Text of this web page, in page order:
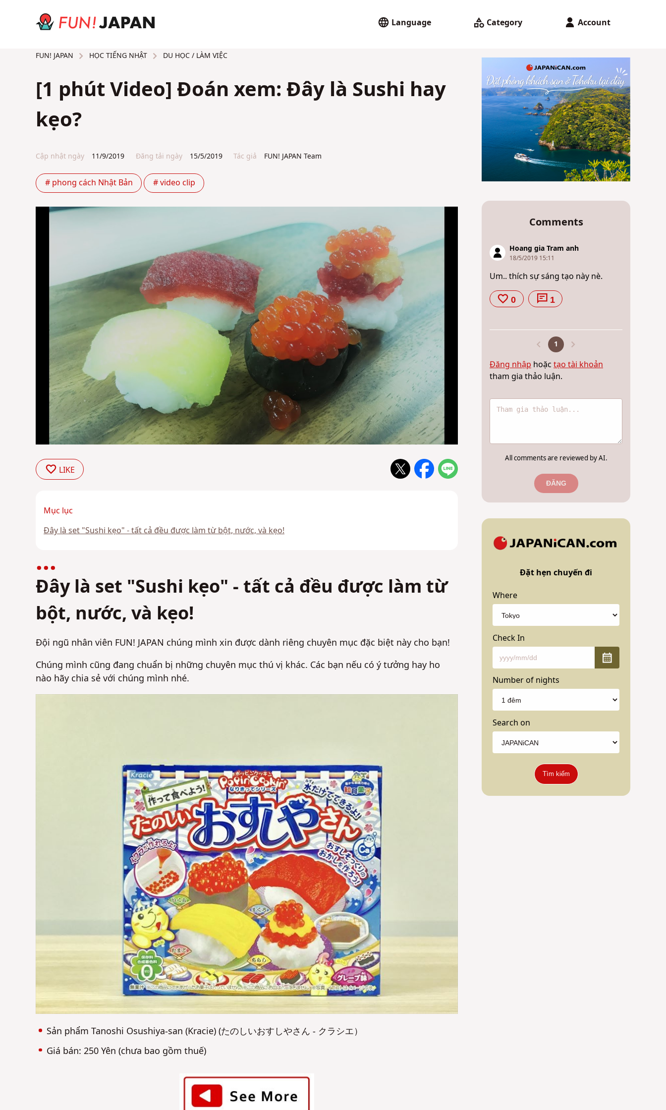
Language Category Account
FUN! JAPAN HỌC TIẾNG NHẬT DU HỌC / LÀM VIỆC
[1 phút Video] Đoán xem: Đây là Sushi hay
kẹo?
Cập nhật ngày 11/9/2019 Đăng tải ngày 15/5/2019 Tác giả FUN! JAPAN Team
# phong cách Nhật Bản # video clip
LIKE
Mục lục
Đây là set "Sushi kẹo" - tất cả đều được làm từ bột, nước, và kẹo!
Đây là set "Sushi kẹo" - tất cả đều được làm từ
bột, nước, và kẹo!
Đội ngũ nhân viên FUN! JAPAN chúng mình xin được dành riêng chuyên mục đặc biệt này cho bạn!
Chúng mình cũng đang chuẩn bị những chuyên mục thú vị khác. Các bạn nếu có ý tưởng hay ho
nào hãy chia sẻ với chúng mình nhé.
Sản phẩm Tanoshi Osushiya-san (Kracie)(たのしいおすしやさん - クラシエ）
Giá bán: 250 Yên (chưa bao gồm thuế)
Comments
Hoang gia Tram anh
18/5/2019 15:11
Um.. thích sự sáng tạo này nè.
0 1
1
Đăng nhập hoặc tạo tài khoản
tham gia thảo luận.
All comments are reviewed by AI.
ĐĂNG
Đặt hẹn chuyến đi
Where
Check In
Number of nights
Search on
Tìm kiếm